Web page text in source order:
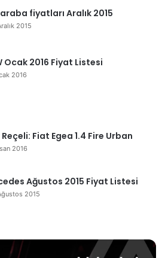
araba fiyatları Aralık 2015
2015
Ocak 2016 Fiyat Listesi
2016
Fiat Egea 1.4 Fire Urban
2016
Ağustos 2015 Fiyat Listesi
2015